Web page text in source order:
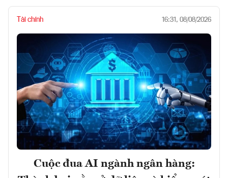
Tài chính 16:31, 08/08/2026
Cuộc đua AI ngành ngân hàng: